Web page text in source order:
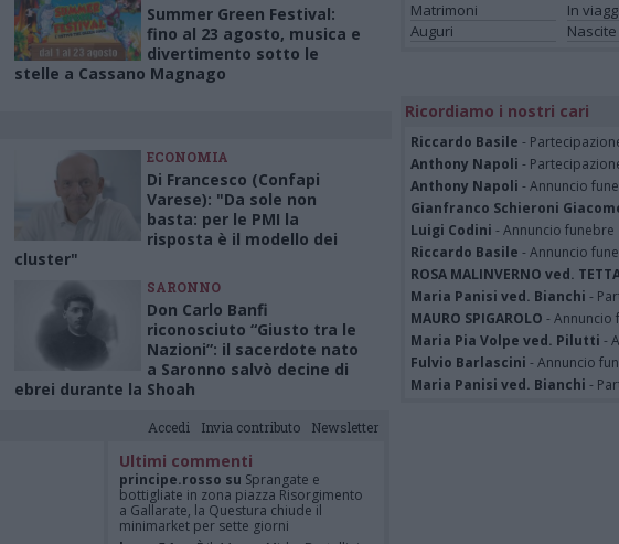
Summer Green Festival:
fino al 23 agosto, musica e
divertimento sotto le
stelle a Cassano Magnago
ECONOMIA
Di Francesco (Confapi
Varese): "Da sole non
basta: per le PMI la
risposta è il modello dei
cluster"
SARONNO
Don Carlo Banfi
riconosciuto “Giusto tra le
Nazioni”: il sacerdote nato
a Saronno salvò decine di
ebrei durante la Shoah
Accedi Invia contributo Newsletter
Ultimi commenti
principe.rosso su Sprangate e
bottigliate in zona piazza Risorgimento
a Gallarate, la Questura chiude il
minimarket per sette giorni
Matrimoni
In
Auguri
Nascite
Ricordiamo i nostri cari
Riccardo Basile -
Anthony Napoli -
Anthony Napoli - Annuncio
Gianfranco Schieroni
Luigi Codini - Annuncio funebre
Riccardo Basile - Annuncio
ROSA MALINVERNO ved.
Maria Panisi ved. Bianchi -
MAURO SPIGAROLO - Annuncio
Maria Pia Volpe ved. Pilutti -
Fulvio Barlascini - Annuncio
Maria Panisi ved. Bianchi -